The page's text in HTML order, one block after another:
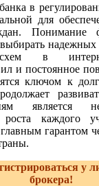
в
для
Понимание
надежных
в
и постоянное
ключом к
является
роста каждого
гарантом
у
брокера!